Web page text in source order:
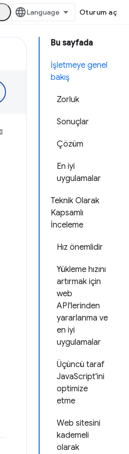
Oturum aç
Bu sayfada
İşletmeye genel
bakış
Zorluk
Sonuçlar
Çözüm
En iyi
uygulamalar
Teknik Olarak
Kapsamlı
İnceleme
Hız önemlidir
Yükleme hızını
artırmak için
web
API'lerinden
yararlanma ve
en iyi
uygulamalar
Üçüncü taraf
JavaScript'ini
optimize
etme
Web sitesini
kademeli
olarak